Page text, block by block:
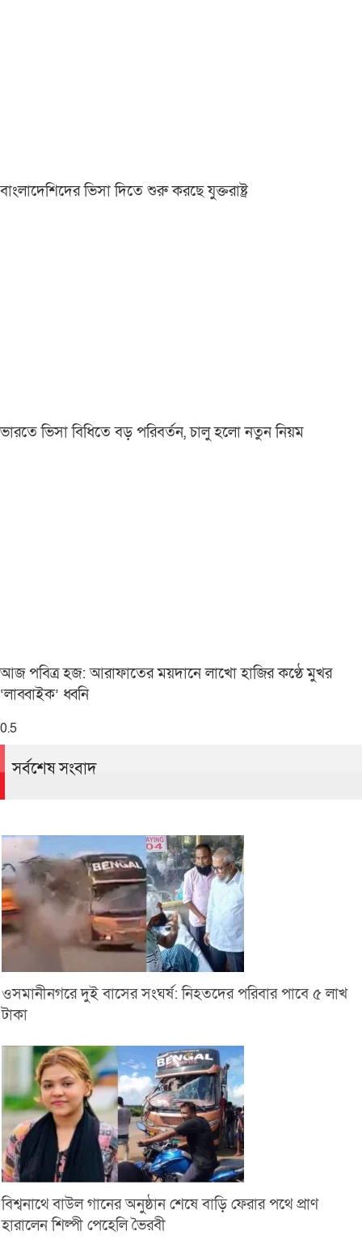
বাংলাদেশিদের ভিসা দিতে শুরু করছে যুক্তরাষ্ট্র
ভারতে ভিসা বিধিতে বড় পরিবর্তন, চালু হলো নতুন নিয়ম
আজ পবিত্র হজ: আরাফাতের ময়দানে লাখো হাজির কণ্ঠে মুখর
‘লাব্বাইক’ ধ্বনি
সর্বশেষ সংবাদ
ওসমানীনগরে দুই বাসের সংঘর্ষ: নিহতদের পরিবার পাবে ৫ লাখ
টাকা
বিশ্বনাথে বাউল গানের অনুষ্ঠান শেষে বাড়ি ফেরার পথে প্রাণ
হারালেন শিল্পী পেহেলি ভৈরবী